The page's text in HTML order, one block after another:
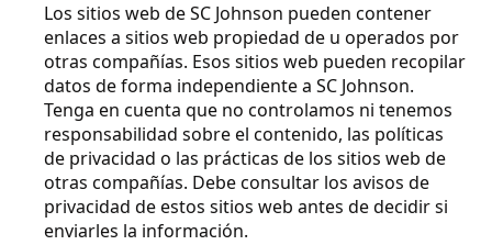
Los sitios web de SC Johnson pueden contener
enlaces a sitios web propiedad de u operados por
otras compañías. Esos sitios web pueden recopilar
datos de forma independiente a SC Johnson.
Tenga en cuenta que no controlamos ni tenemos
responsabilidad sobre el contenido, las políticas
de privacidad o las prácticas de los sitios web de
otras compañías. Debe consultar los avisos de
privacidad de estos sitios web antes de decidir si
enviarles la información.